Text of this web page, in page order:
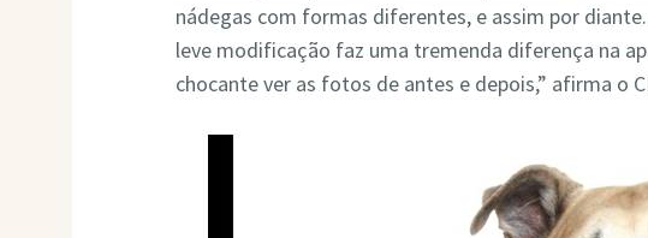
nádegas com formas diferentes, e assim por
leve modificação faz uma tremenda diferença na
chocante ver as fotos de antes e depois,” afirma o